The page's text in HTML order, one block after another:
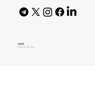
AI Policy
© 2026 High Bar Journal